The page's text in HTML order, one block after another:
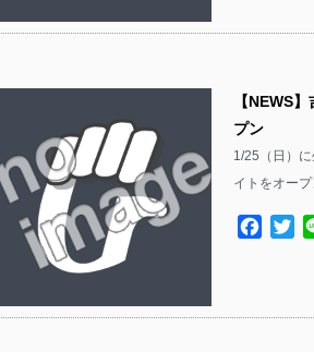
【NEWS
プン
1/25（日）
イトをオー